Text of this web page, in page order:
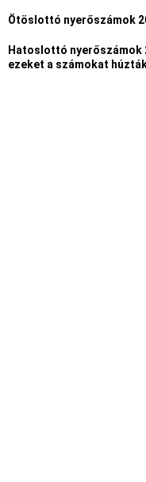
Ötöslottó nyerőszámok
Hatoslottó nyerőszámok
ezeket a számokat